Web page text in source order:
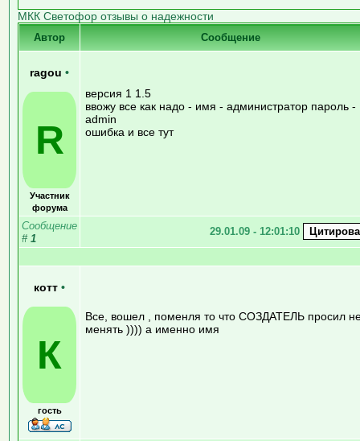
МКК Светофор отзывы о надежности
Автор Сообщение
ragou •
R
Участник
форума
версия 1 1.5
ввожу все как надо - имя - администратор пароль -
admin
ошибка и все тут
Сообщение
# 1
29.01.09 - 12:01:10
котт •
К
гость
Все, вошел , поменля то что СОЗДАТЕЛЬ просил
менять )))) а именно имя